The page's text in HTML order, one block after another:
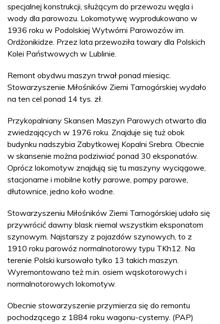
specjalnej konstrukcji, służącym do przewozu węgla i
wody dla parowozu. Lokomotywę wyprodukowano w
1936 roku w Podolskiej Wytwórni Parowozów im.
Ordżonikidze. Przez lata przewoziła towary dla Polskich
Kolei Państwowych w Lublinie.
Remont obydwu maszyn trwał ponad miesiąc.
Stowarzyszenie Miłośników Ziemi Tarnogórskiej wydało
na ten cel ponad 14 tys. zł.
Przykopalniany Skansen Maszyn Parowych otwarto dla
zwiedzających w 1976 roku. Znajduje się tuż obok
budynku nadszybia Zabytkowej Kopalni Srebra. Obecnie
w skansenie można podziwiać ponad 30 eksponatów.
Oprócz lokomotyw znajdują się tu maszyny wyciągowe,
stacjonarne i mobilne kotły parowe, pompy parowe,
dłutownice, jedno koło wodne.
Stowarzyszeniu Miłośników Ziemi Tarnogórskiej udało się
przywrócić dawny blask niemal wszystkim eksponatom
szynowym. Najstarszy z pojazdów szynowych, to z
1910 roku parowóz normalnotorowy typu TKh12. Na
terenie Polski kursowało tylko 13 takich maszyn.
Wyremontowano też m.in. osiem wąskotorowych i
normalnotorowych lokomotyw.
Obecnie stowarzyszenie przymierza się do remontu
pochodzącego z 1884 roku wagonu-cysterny. (PAP)